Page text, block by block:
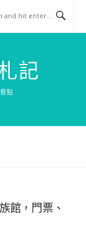
記
點
館，門票、